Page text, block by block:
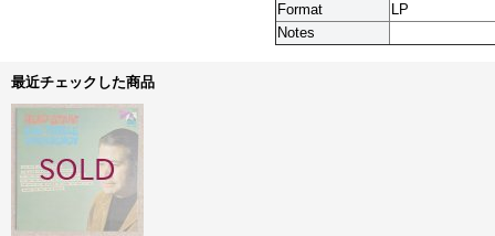
Format
LP
Notes
最近チェックした商品